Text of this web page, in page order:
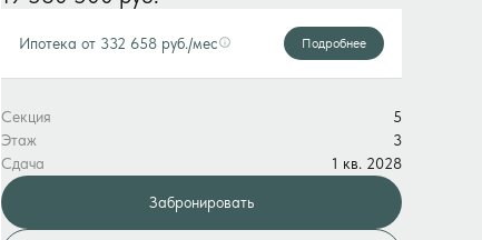
Ипотека от 332 658 руб./мес Подробнее
Секция
5
Этаж
3
Сдача
1 кв. 2028
Забронировать